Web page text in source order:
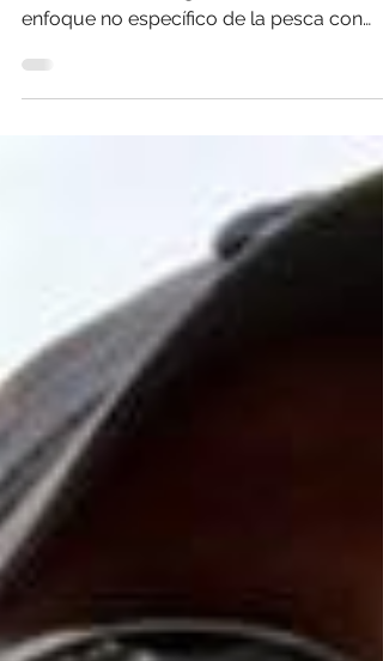
Par David Graham - May 11, 2011 Una de
enfoque no específico de la pesca con
caña es el desafío de...